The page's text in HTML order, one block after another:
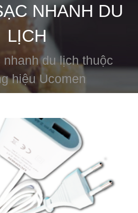
TIN TỨC
LIÊN HỆ
NHANH DU
LỊCH
nhanh du lịch thuộc
hiệu Ucomen